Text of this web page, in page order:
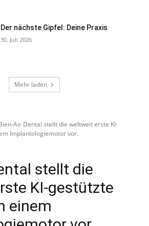
Der nächste Gipfel: Deine Praxis
30. Juli 2026
Mehr laden